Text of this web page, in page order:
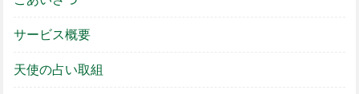
サービス概要
天使の占い取組